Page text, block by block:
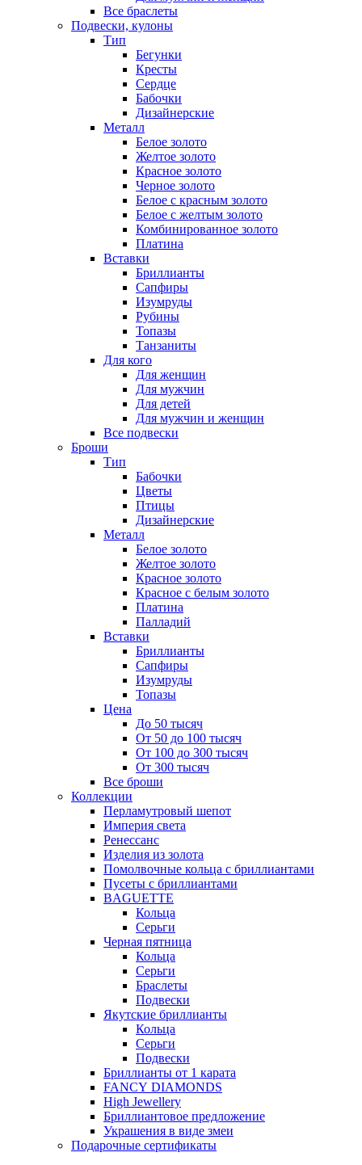
Все браслеты
Подвески, кулоны
Тип
Бегунки
Кресты
Сердце
Бабочки
Дизайнерские
Металл
Белое золото
Желтое золото
Красное золото
Черное золото
Белое с красным золото
Белое с желтым золото
Комбинированное золото
Платина
Вставки
Бриллианты
Сапфиры
Изумруды
Рубины
Топазы
Танзаниты
Для кого
Для женщин
Для мужчин
Для детей
Для мужчин и женщин
Все подвески
Броши
Тип
Бабочки
Цветы
Птицы
Дизайнерские
Металл
Белое золото
Желтое золото
Красное золото
Красное с белым золото
Платина
Палладий
Вставки
Бриллианты
Сапфиры
Изумруды
Топазы
Цена
До 50 тысяч
От 50 до 100 тысяч
От 100 до 300 тысяч
От 300 тысяч
Все броши
Коллекции
Перламутровый шепот
Империя света
Ренессанс
Изделия из золота
Помолвочные кольца с бриллиантами
Пусеты с бриллиантами
BAGUETTE
Кольца
Серьги
Черная пятница
Кольца
Серьги
Браслеты
Подвески
Якутские бриллианты
Кольца
Серьги
Подвески
Бриллианты от 1 карата
FANCY DIAMONDS
High Jewellery
Бриллиантовое предложение
Украшения в виде змеи
Подарочные сертификаты